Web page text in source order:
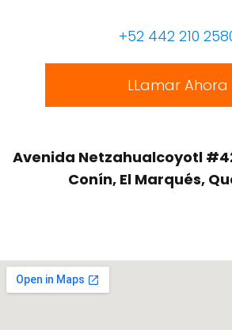
+52 442 210
LLamar Ahora
Avenida Netzahualcoyotl
Conín, El Marqués,